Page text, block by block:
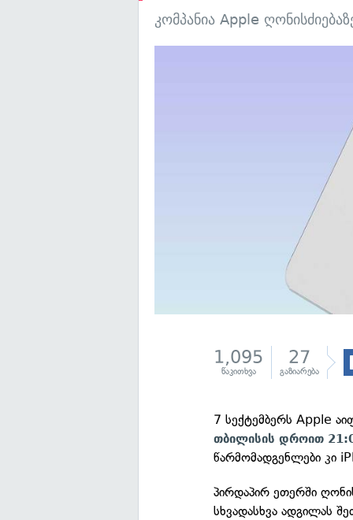
კომპანია Apple
1,095
წაკითხვა
27
გაზიარება
7 სექტემბერს Apple
თბილისის დროით
წარმომადგენლები კი
პირდაპირ ეთერში
სხვადასხვა ადგილას